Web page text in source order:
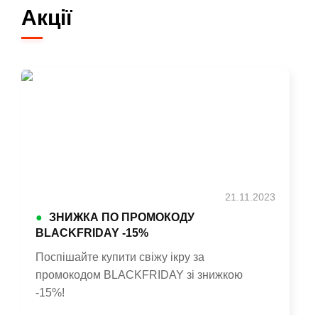
Акції
21.11.2023
● ЗНИЖКА ПО ПРОМОКОДУ
BLACKFRIDAY -15%
Поспішайте купити свіжу ікру за
промокодом BLACKFRIDAY зі знижкою
-15%!